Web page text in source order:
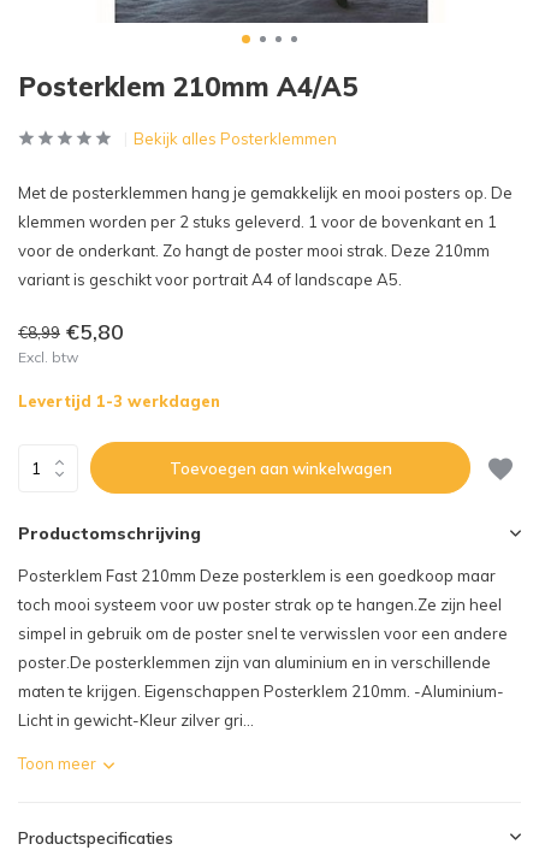
Posterklem 210mm A4/A5
Bekijk alles Posterklemmen
Met de posterklemmen hang je gemakkelijk en mooi posters op. De
klemmen worden per 2 stuks geleverd. 1 voor de bovenkant en 1
voor de onderkant. Zo hangt de poster mooi strak. Deze 210mm
variant is geschikt voor portrait A4 of landscape A5.
€8,99 €5,80
Excl. btw
Levertijd 1-3 werkdagen
Toevoegen aan winkelwagen
Productomschrijving
Posterklem Fast 210mm Deze posterklem is een goedkoop maar
toch mooi systeem voor uw poster strak op te hangen.Ze zijn heel
simpel in gebruik om de poster snel te verwisslen voor een andere
poster.De posterklemmen zijn van aluminium en in verschillende
maten te krijgen. Eigenschappen Posterklem 210mm. -Aluminium-
Licht in gewicht-Kleur zilver gri...
Toon meer
Productspecificaties